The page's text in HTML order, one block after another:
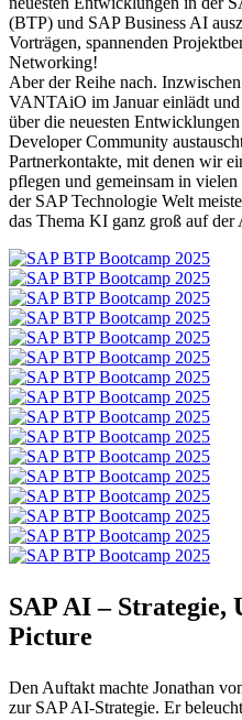
(BTP) und SAP Business AI
Vorträgen, spannenden
Networking!
Aber der Reihe nach.
VANTAiO im Januar einlädt und
über die neuesten
Developer Community
Partnerkontakte, mit denen wir
pflegen und gemeinsam in
der SAP Technologie Welt
das Thema KI ganz groß auf der
SAP AI – Strategie,
Picture
Den Auftakt machte Jonathan
zur SAP AI-Strategie. Er